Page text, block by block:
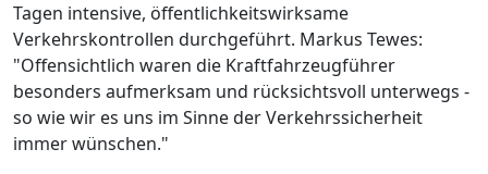
Tagen intensive, öffentlichkeitswirksame
Verkehrskontrollen durchgeführt. Markus Tewes:
"Offensichtlich waren die Kraftfahrzeugführer
besonders aufmerksam und rücksichtsvoll unterwegs -
so wie wir es uns im Sinne der Verkehrssicherheit
immer wünschen."